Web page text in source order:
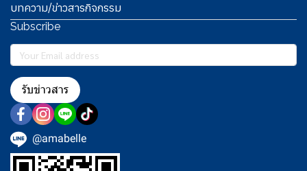
บทความ/ข่าวสารกิจกรรม
Subscribe
รับข่าวสาร
@amabelle